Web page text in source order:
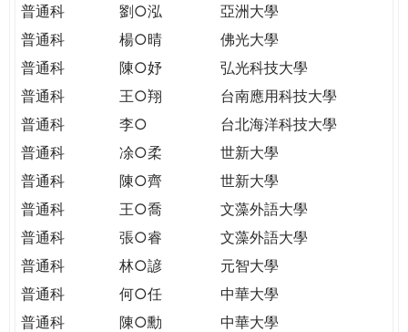
普通科
劉○泓
亞洲大學
普通科
楊○晴
佛光大學
普通科
陳○妤
弘光科技大學
普通科
王○翔
台南應用科技大學
普通科
李○
台北海洋科技大學
普通科
凃○柔
世新大學
普通科
陳○齊
世新大學
普通科
王○喬
文藻外語大學
普通科
張○睿
文藻外語大學
普通科
林○諺
元智大學
普通科
何○任
中華大學
普通科
陳○勳
中華大學